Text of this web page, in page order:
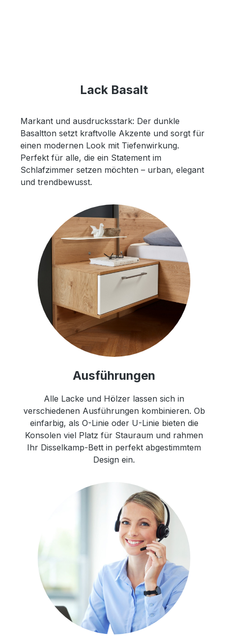
Lack Basalt
Markant und ausdrucksstark: Der dunkle
Basaltton setzt kraftvolle Akzente und sorgt für
einen modernen Look mit Tiefenwirkung.
Perfekt für alle, die ein Statement im
Schlafzimmer setzen möchten – urban, elegant
und trendbewusst.
Ausführungen
Alle Lacke und Hölzer lassen sich in
verschiedenen Ausführungen kombinieren. Ob
einfarbig, als O-Linie oder U-Linie bieten die
Konsolen viel Platz für Stauraum und rahmen
Ihr Disselkamp-Bett in perfekt abgestimmtem
Design ein.